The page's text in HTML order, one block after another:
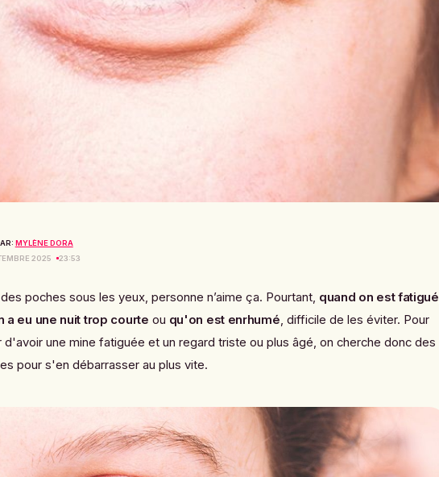
MYLÈNE DORA
2025
23:53
poches sous les yeux, personne n’aime ça. Pourtant, quand on est fatigué
a eu une nuit trop courte ou qu'on est enrhumé, difficile de les éviter. Pour
d'avoir une mine fatiguée et un regard triste ou plus âgé, on cherche donc des
pour s'en débarrasser au plus vite.